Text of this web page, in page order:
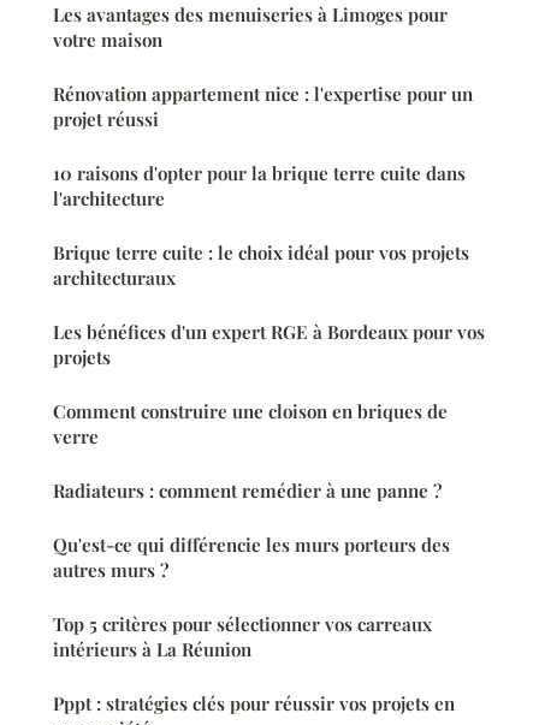
Les avantages des menuiseries à Limoges pour
votre maison
Rénovation appartement nice : l'expertise pour un
projet réussi
10 raisons d'opter pour la brique terre cuite dans
l'architecture
Brique terre cuite : le choix idéal pour vos projets
architecturaux
Les bénéfices d'un expert RGE à Bordeaux pour vos
projets
Comment construire une cloison en briques de
verre
Radiateurs : comment remédier à une panne ?
Qu'est-ce qui différencie les murs porteurs des
autres murs ?
Top 5 critères pour sélectionner vos carreaux
intérieurs à La Réunion
Pppt : stratégies clés pour réussir vos projets en